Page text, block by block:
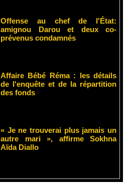
Offense au chef de l'État:
amignou Darou et deux co-
prévenus condamnés
Affaire Bébé Réma : les détails
de l'enquête et de la répartition
des fonds
« Je ne trouverai plus jamais un
autre mari », affirme Sokhna
Aïda Diallo